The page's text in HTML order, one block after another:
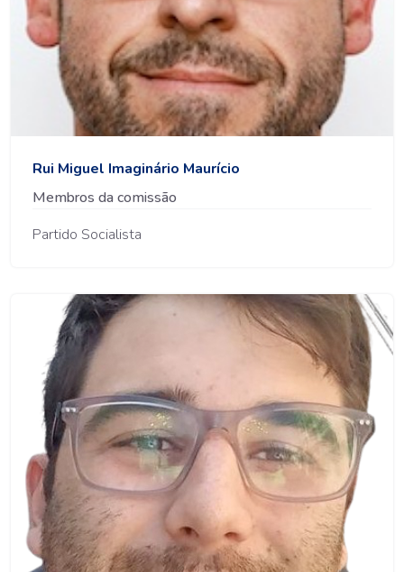
Rui Miguel Imaginário Maurício
Membros da comissão
Partido Socialista